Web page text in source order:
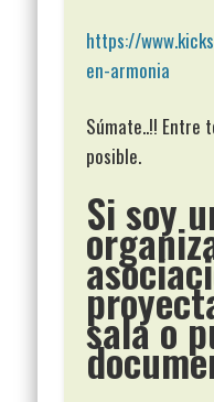
https://
en-armonia
Súmate..!! Entre
posible.
Si soy
sala o